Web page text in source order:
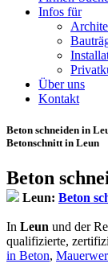
Infos für
Über uns
Kontakt
Beton schneiden in
Betonschnitt in Leun
Beton
Leun: Beton
In Leun und der
qualifizierte,
in Beton,